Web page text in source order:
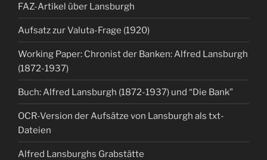
FAZ-Artikel über Lansburgh
Aufsatz zur Valuta-Frage (1920)
Working Paper: Chronist der Banken: Alfred Lansburgh
(1872-1937)
Buch: Alfred Lansburgh (1872-1937) und “Die Bank”
OCR-Version der Aufsätze von Lansburgh als txt-
Dateien
Alfred Lansburghs Grabstätte